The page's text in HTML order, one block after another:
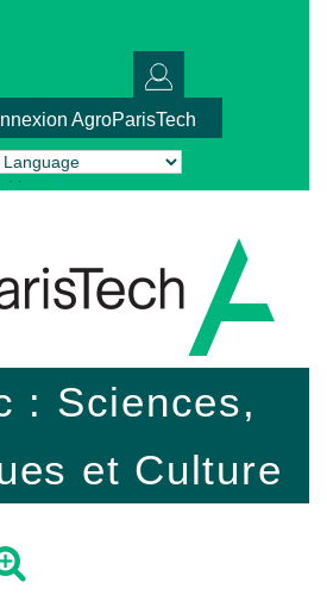
AgroParisTech
by Translate
: Sciences,
et Culture